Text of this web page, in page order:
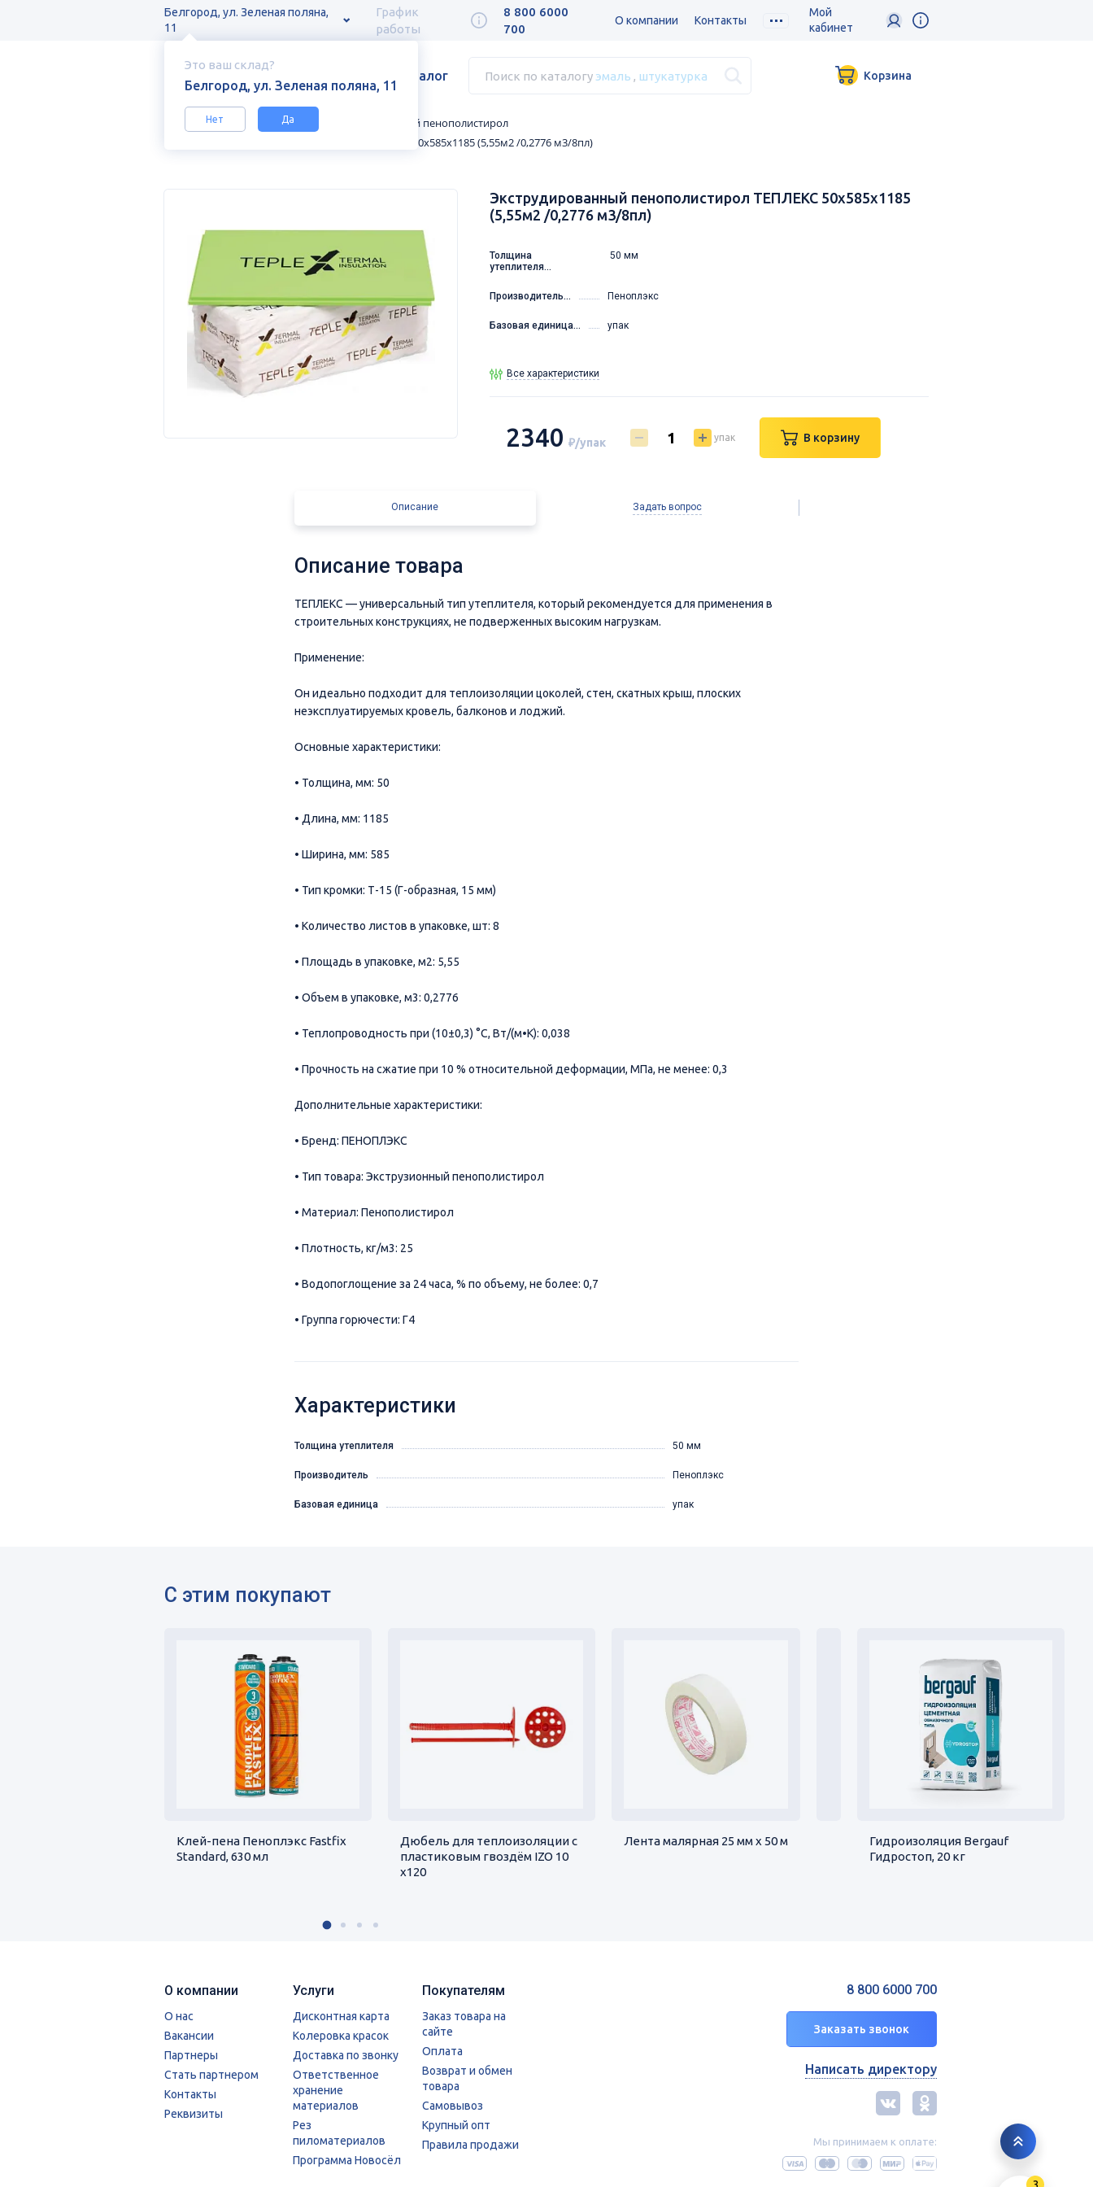
Это ваш склад?
Белгород, ул. Зеленая поляна, 11
Нет Да
Белгород, ул. Зеленая поляна,
11
График
работы
8 800 6000
700
О компании Контакты
Мой
кабинет
Каталог Поиск по каталогу эмаль штукатурка Корзина
Теплоизоляция
Экструдированный пенополистирол
Экструдированный пенополистирол ТЕПЛЕКС 50х585х1185 (5,55м2 /0,2776 м3/8пл)
Экструдированный пенополистирол ТЕПЛЕКС 50х585х1185
(5,55м2 /0,2776 м3/8пл)
Толщина
утеплителя...
50 мм
Производитель... Пеноплэкс
Базовая единица... упак
Все характеристики
2340 ₽/упак упак В корзину
Описание Задать вопрос
Описание товара
ТЕПЛЕКС — универсальный тип утеплителя, который рекомендуется для применения в
строительных конструкциях, не подверженных высоким нагрузкам.
Применение:
Он идеально подходит для теплоизоляции цоколей, стен, скатных крыш, плоских
неэксплуатируемых кровель, балконов и лоджий.
Основные характеристики:
• Толщина, мм: 50
• Длина, мм: 1185
• Ширина, мм: 585
• Тип кромки: Т-15 (Г-образная, 15 мм)
• Количество листов в упаковке, шт: 8
• Площадь в упаковке, м2: 5,55
• Объем в упаковке, м3: 0,2776
• Теплопроводность при (10±0,3) °C, Вт/(м•К): 0,038
• Прочность на сжатие при 10 % относительной деформации, МПа, не менее: 0,3
Дополнительные характеристики:
• Бренд: ПЕНОПЛЭКС
• Тип товара: Экструзионный пенополистирол
• Материал: Пенополистирол
• Плотность, кг/м3: 25
• Водопоглощение за 24 часа, % по объему, не более: 0,7
• Группа горючести: Г4
Характеристики
Толщина утеплителя 50 мм
Производитель Пеноплэкс
Базовая единица упак
С этим покупают
Клей-пена Пеноплэкс Fastfix
Standard, 630 мл
Дюбель для теплоизоляции с
пластиковым гвоздём IZO 10
х120
Лента малярная 25 мм х 50 м
Гидроизоляция Bergauf
Гидростоп, 20 кг
О компании
О нас
Вакансии
Партнеры
Стать партнером
Контакты
Реквизиты
Услуги
Дисконтная карта
Колеровка красок
Доставка по звонку
Ответственное
хранение
материалов
Рез
пиломатериалов
Программа Новосёл
Покупателям
Заказ товара на
сайте
Оплата
Возврат и обмен
товара
Самовывоз
Крупный опт
Правила продажи
8 800 6000 700
Заказать звонок
Написать директору
Мы принимаем к оплате:
3